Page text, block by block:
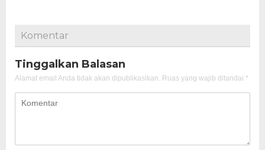
Komentar
Tinggalkan Balasan
Alamat email Anda tidak akan dipublikasikan. Ruas yang wajib ditandai *